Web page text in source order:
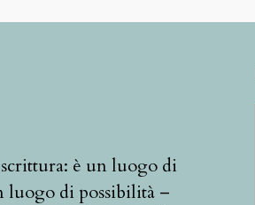
è un luogo di
luogo di possibilità –